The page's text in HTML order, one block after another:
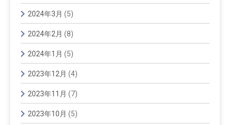
2024年3月 (5)
2024年2月 (8)
2024年1月 (5)
2023年12月 (4)
2023年11月 (7)
2023年10月 (5)